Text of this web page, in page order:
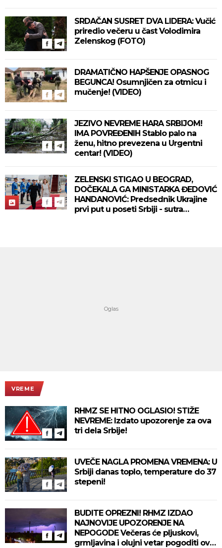
SRDAČAN SUSRET DVA LIDERA: Vučić
priredio večeru u čast Volodimira
Zelenskog (FOTO)
DRAMATIČNO HAPŠENJE OPASNOG
BEGUNCA! Osumnjičen za otmicu i
mučenje! (VIDEO)
JEZIVO NEVREME HARA SRBIJOM!
IMA POVREĐENIH Stablo palo na
ženu, hitno prevezena u Urgentni
centar! (VIDEO)
ZELENSKI STIGAO U BEOGRAD,
DOČEKALA GA MINISTARKA ĐEDOVIĆ
HANDANOVIĆ: Predsednik Ukrajine
prvi put u poseti Srbiji - sutra
VREME
RHMZ SE HITNO OGLASIO! STIŽE
NEVREME: Izdato upozorenje za ova
tri dela Srbije!
UVEČE NAGLA PROMENA VREMENA: U
Srbiji danas toplo, temperature do 37
stepeni!
BUDITE OPREZNI! RHMZ IZDAO
NAJNOVIJE UPOZORENJE NA
NEPOGODE Večeras će pljuskovi,
grmljavina i olujni vetar pogoditi ove